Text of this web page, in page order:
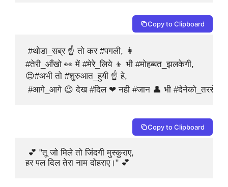
Copy to Clipboard
#थोडा_सब्र ☝ तो कर #पगली, 👩
#तेरी_आँखो 👀 में #मेरे_लिये 👦 भी #मोहब्बत_झलकेगी,
😍#अभी तो #शुरुआत_हुयी ☝ हे,
#आगे_आगे 😉 देख #दिल ❤ नही #जान 👤 भी #देनेको_तरसेगी
Copy to Clipboard
💕 "तू जो मिले तो जिंदगी मुस्कुराए,
हर पल दिल तेरा नाम दोहराए।" 💕